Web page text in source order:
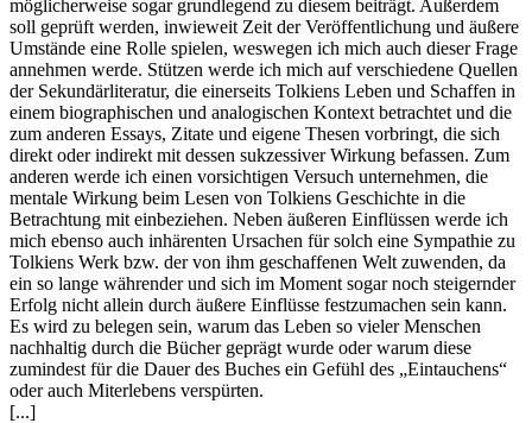
möglicherweise sogar grundlegend zu diesem beiträgt. Außerdem
soll geprüft werden, inwieweit Zeit der Veröffentlichung und äußere
Umstände eine Rolle spielen, weswegen ich mich auch dieser Frage
annehmen werde. Stützen werde ich mich auf verschiedene Quellen
der Sekundärliteratur, die einerseits Tolkiens Leben und Schaffen in
einem biographischen und analogischen Kontext betrachtet und die
zum anderen Essays, Zitate und eigene Thesen vorbringt, die sich
direkt oder indirekt mit dessen sukzessiver Wirkung befassen. Zum
anderen werde ich einen vorsichtigen Versuch unternehmen, die
mentale Wirkung beim Lesen von Tolkiens Geschichte in die
Betrachtung mit einbeziehen. Neben äußeren Einflüssen werde ich
mich ebenso auch inhärenten Ursachen für solch eine Sympathie zu
Tolkiens Werk bzw. der von ihm geschaffenen Welt zuwenden, da
ein so lange währender und sich im Moment sogar noch steigernder
Erfolg nicht allein durch äußere Einflüsse festzumachen sein kann.
Es wird zu belegen sein, warum das Leben so vieler Menschen
nachhaltig durch die Bücher geprägt wurde oder warum diese
zumindest für die Dauer des Buches ein Gefühl des „Eintauchens“
oder auch Miterlebens verspürten.
[...]